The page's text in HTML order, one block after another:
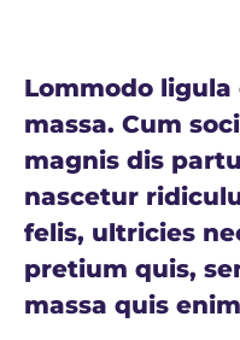
Lommodo
massa. Cum
magnis dis
nascetur
felis, ultricies
pretium quis,
massa quis